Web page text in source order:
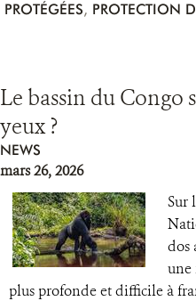
PROTÉGÉES, PROTECTION
Le bassin du Congo
yeux ?
NEWS
mars 26, 2026
Sur
dos
une
plus profonde et difficile à